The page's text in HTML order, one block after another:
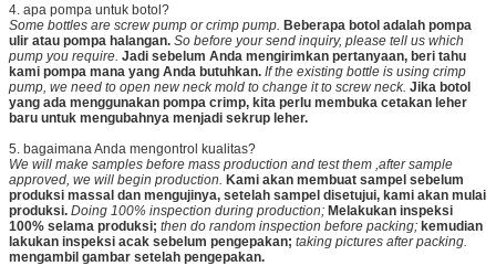
4. apa pompa untuk botol?
Some bottles are screw pump or crimp pump. Beberapa botol adalah pompa
ulir atau pompa halangan. So before your send inquiry, please tell us which
pump you require. Jadi sebelum Anda mengirimkan pertanyaan, beri tahu
kami pompa mana yang Anda butuhkan. If the existing bottle is using crimp
pump, we need to open new neck mold to change it to screw neck. Jika botol
yang ada menggunakan pompa crimp, kita perlu membuka cetakan leher
baru untuk mengubahnya menjadi sekrup leher.
5. bagaimana Anda mengontrol kualitas?
We will make samples before mass production and test them ,after sample
approved, we will begin production. Kami akan membuat sampel sebelum
produksi massal dan mengujinya, setelah sampel disetujui, kami akan mulai
produksi. Doing 100% inspection during production; Melakukan inspeksi
100% selama produksi; then do random inspection before packing; kemudian
lakukan inspeksi acak sebelum pengepakan; taking pictures after packing.
mengambil gambar setelah pengepakan.